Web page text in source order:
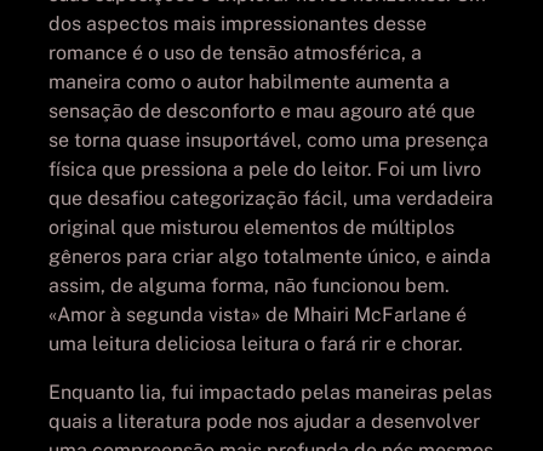
dos aspectos mais impressionantes desse
romance é o uso de tensão atmosférica, a
maneira como o autor habilmente aumenta a
sensação de desconforto e mau agouro até que
se torna quase insuportável, como uma presença
física que pressiona a pele do leitor. Foi um livro
que desafiou categorização fácil, uma verdadeira
original que misturou elementos de múltiplos
gêneros para criar algo totalmente único, e ainda
assim, de alguma forma, não funcionou bem.
«Amor à segunda vista» de Mhairi McFarlane é
uma leitura deliciosa leitura o fará rir e chorar.
Enquanto lia, fui impactado pelas maneiras pelas
quais a literatura pode nos ajudar a desenvolver